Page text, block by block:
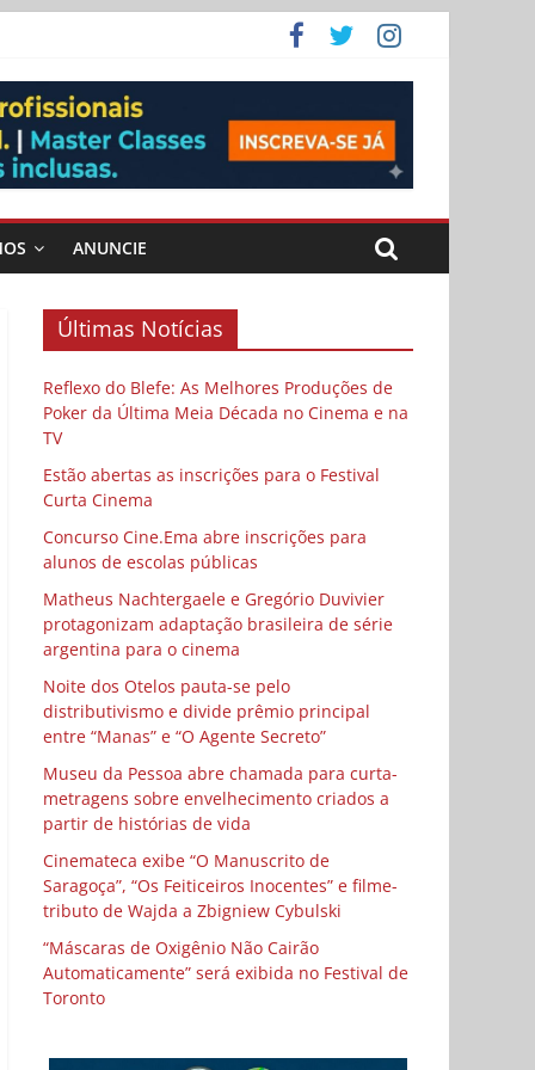
ANUNCIE
Últimas Notícias
Reflexo do Blefe: As Melhores Produções de
Poker da Última Meia Década no Cinema e na
TV
Estão abertas as inscrições para o Festival
Curta Cinema
Concurso Cine.Ema abre inscrições para
alunos de escolas públicas
Matheus Nachtergaele e Gregório Duvivier
protagonizam adaptação brasileira de série
argentina para o cinema
Noite dos Otelos pauta-se pelo
distributivismo e divide prêmio principal
entre “Manas” e “O Agente Secreto”
Museu da Pessoa abre chamada para curta-
metragens sobre envelhecimento criados a
partir de histórias de vida
Cinemateca exibe “O Manuscrito de
Saragoça”, “Os Feiticeiros Inocentes” e filme-
tributo de Wajda a Zbigniew Cybulski
“Máscaras de Oxigênio Não Cairão
Automaticamente” será exibida no Festival de
Toronto